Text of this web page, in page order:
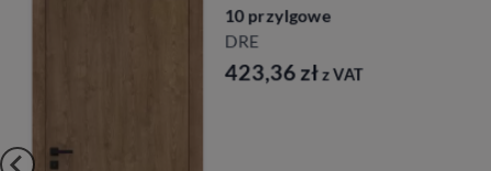
10 przylgowe
DRE
423,36zł z VAT